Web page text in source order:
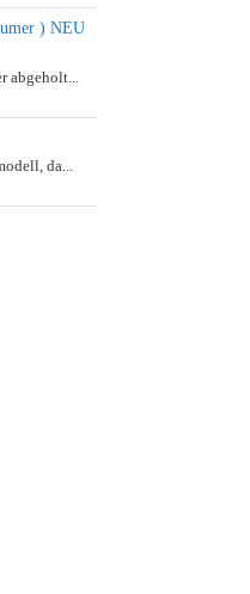
) NEU
abgeholt...
da...